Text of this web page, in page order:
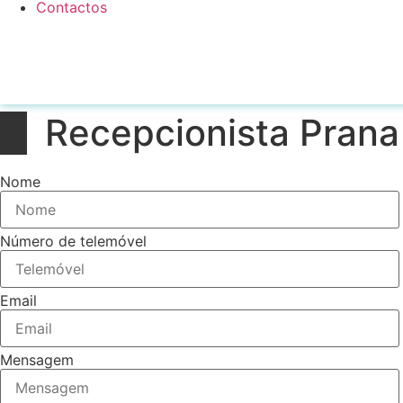
Contactos
Recepcionista
Nome
Número de telemóvel
Email
Mensagem